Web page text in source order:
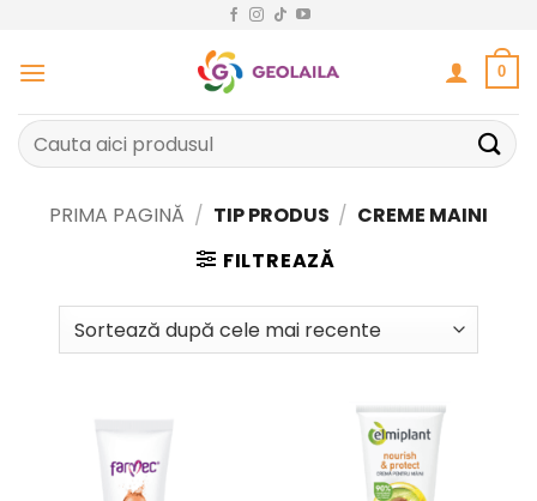
conținut
0
Caută
după:
PRIMA PAGINĂ / TIP PRODUS / CREME MAINI
FILTREAZĂ